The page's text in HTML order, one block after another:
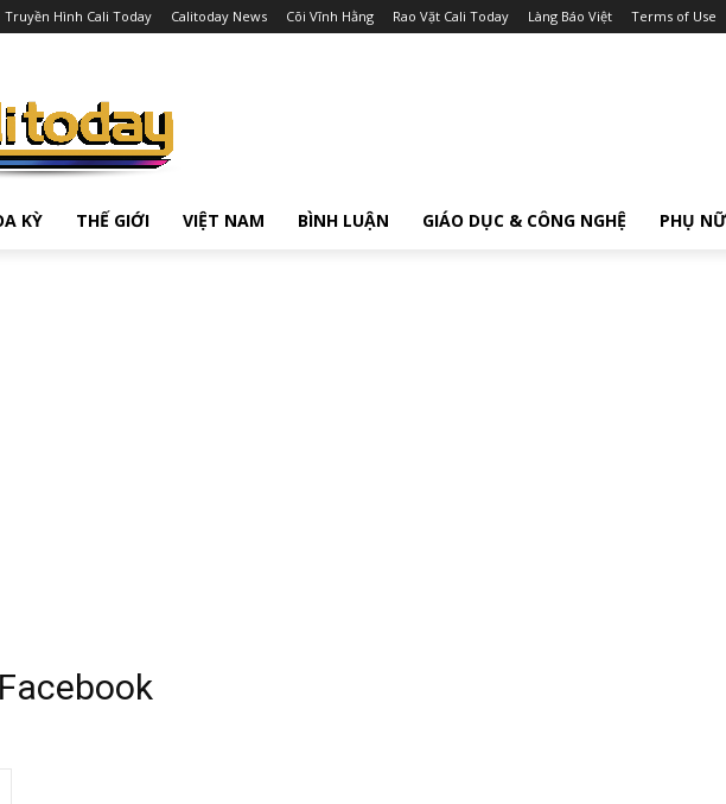
Truyền Hình Cali Today Calitoday News Cõi Vĩnh Hằng Rao Vặt Cali Today Làng Báo Việt Terms of Use
KỲ THẾ GIỚI VIỆT NAM BÌNH LUẬN GIÁO DỤC & CÔNG NGHỆ PHỤ NỮ